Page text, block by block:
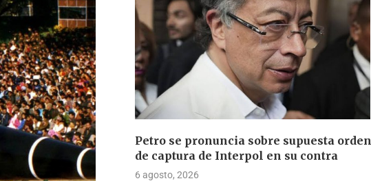
Petro se pronuncia sobre supuesta orden
de captura de Interpol en su contra
6 agosto, 2026